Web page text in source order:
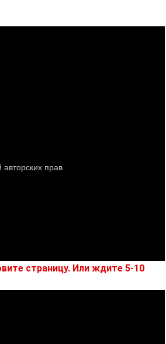
страницу. Или ждите 5-10